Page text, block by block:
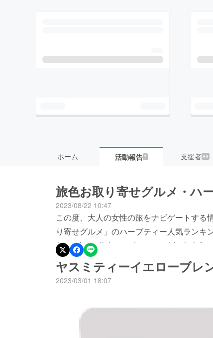
ホーム 活動報告7 支援者88
旅色お取り寄せグルメ・ハ
2023/08/22 10:47
この度、大人の女性の旅をナビゲートする
り寄せグルメ」のハーブティー人気ランキ
た！！https://tabiiro.jp/otoriyose/
皆様のおかげです。ありがとうございます
ら、たくさんの場所へ旅をし、たくさんの
当に嬉しいことです。只今、新作「ピンク
リー、タイムをブレンドし、シックで淡い
ヤスミティーイエローブレ
2023/03/01 18:07